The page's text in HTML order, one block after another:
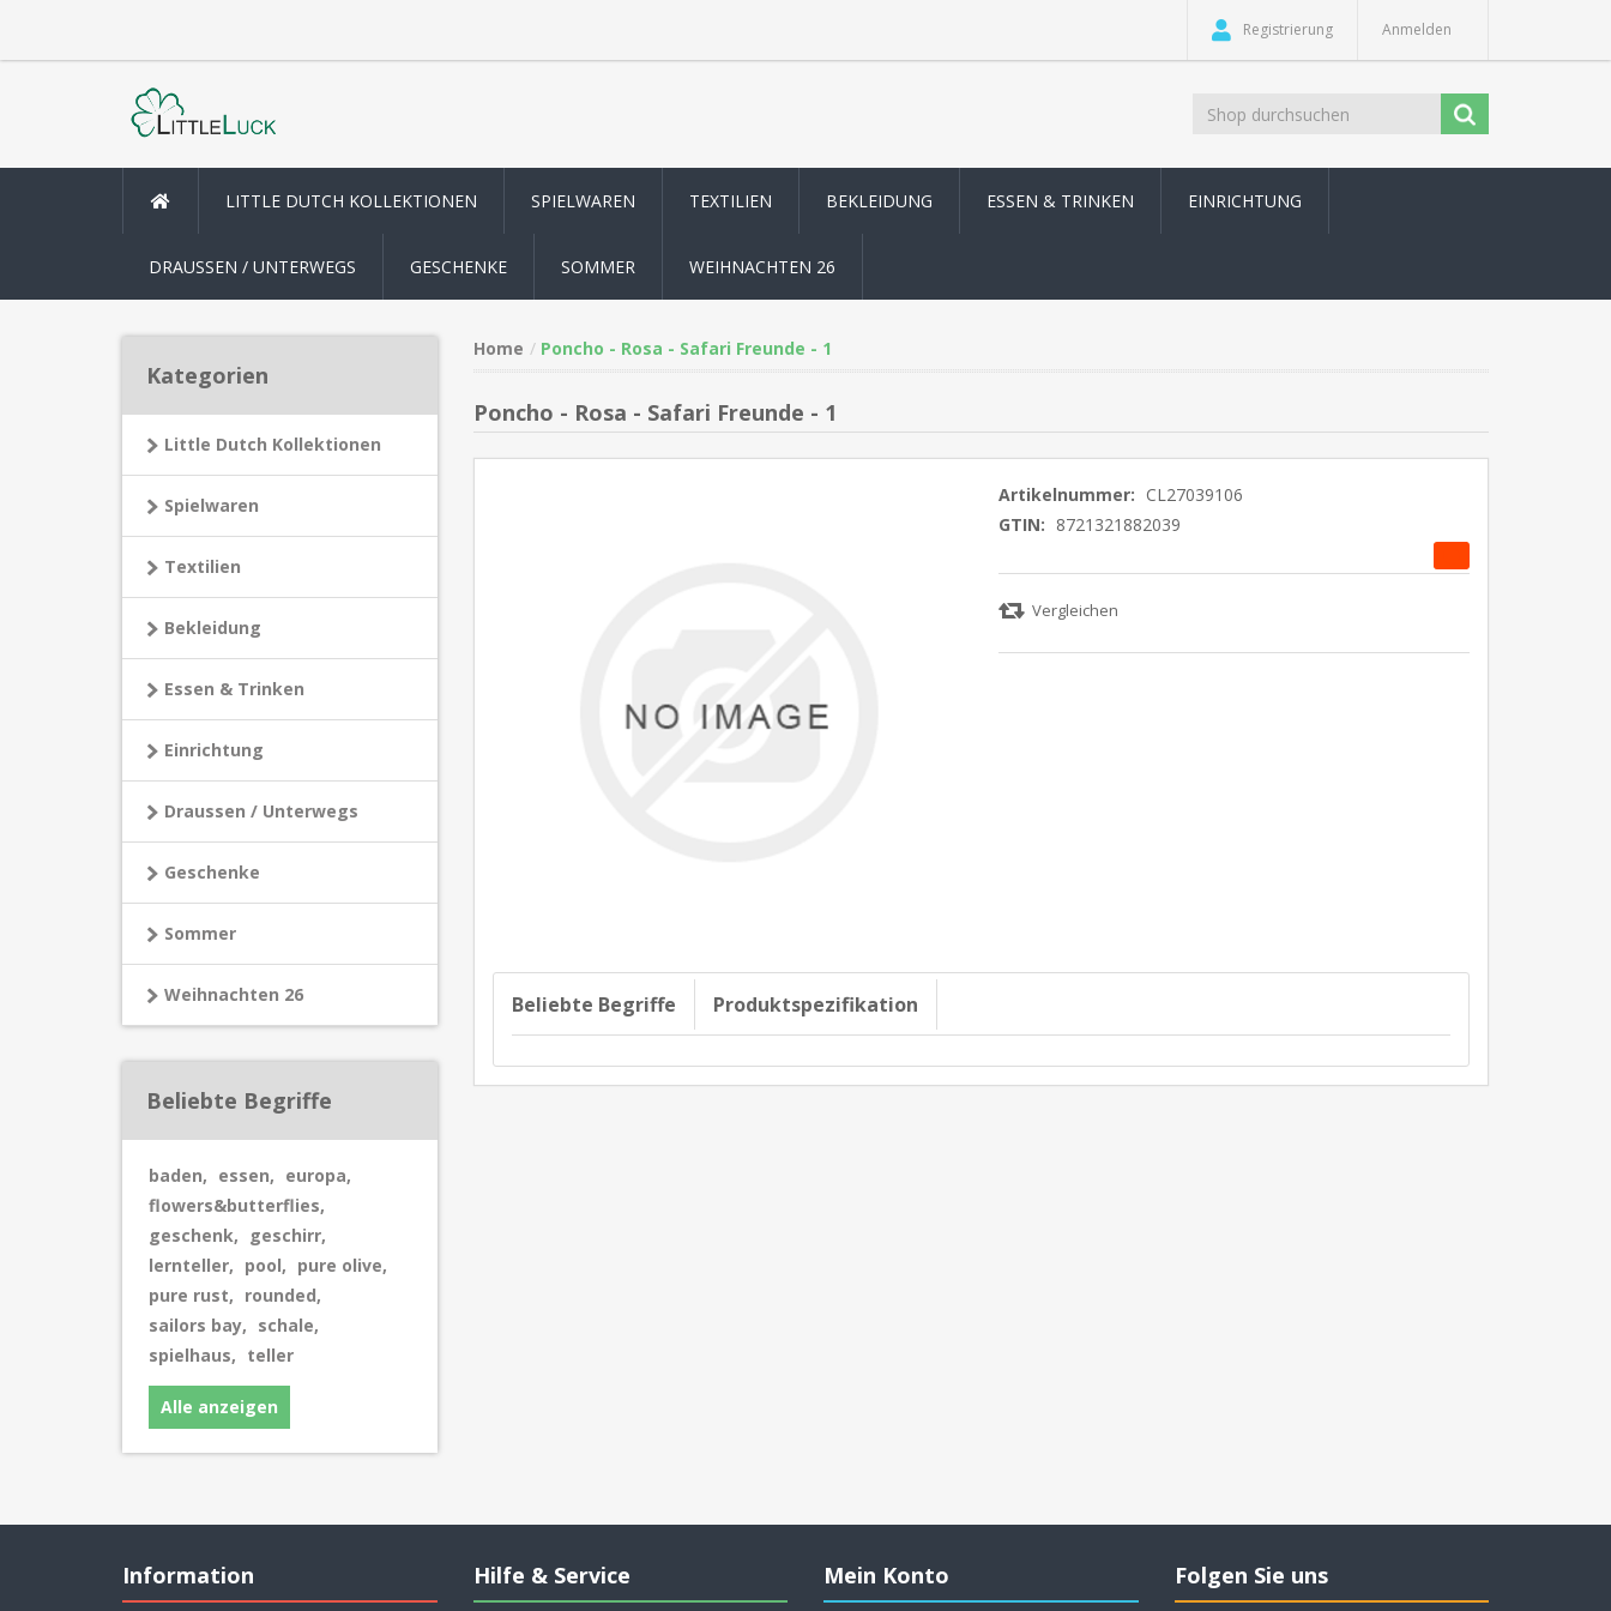
Registrierung Anmelden
LITTLE DUTCH KOLLEKTIONEN SPIELWAREN TEXTILIEN BEKLEIDUNG ESSEN & TRINKEN EINRICHTUNG
DRAUSSEN / UNTERWEGS GESCHENKE SOMMER WEIHNACHTEN 26
Kategorien
Little Dutch Kollektionen
Spielwaren
Textilien
Bekleidung
Essen & Trinken
Einrichtung
Draussen / Unterwegs
Geschenke
Sommer
Weihnachten 26
Beliebte Begriffe
baden, essen, europa,
flowers&butterflies,
geschenk, geschirr,
lernteller, pool, pure olive,
pure rust, rounded,
sailors bay, schale,
spielhaus, teller
Alle anzeigen
Home Poncho - Rosa - Safari Freunde - 1
Poncho - Rosa - Safari Freunde - 1
Artikelnummer: CL27039106
GTIN: 8721321882039
Beliebte Begriffe Produktspezifikation
Information Hilfe & Service Mein Konto Folgen Sie uns